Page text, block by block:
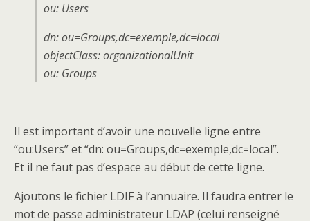
ou: Users
dn: ou=Groups,dc=exemple,dc=local
objectClass: organizationalUnit
ou: Groups
Il est important d’avoir une nouvelle ligne entre
“ou:Users” et “dn: ou=Groups,dc=exemple,dc=local”.
Et il ne faut pas d’espace au début de cette ligne.
Ajoutons le fichier LDIF à l’annuaire. Il faudra entrer le
mot de passe administrateur LDAP (celui renseigné